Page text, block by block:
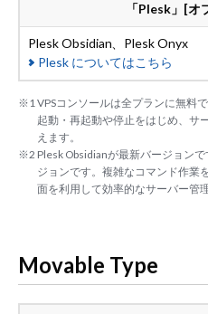
「Plesk」[オ
Plesk Obsidian、Plesk Onyx
Pleskについてはこちら
※1 VPSコンソールは全プランに無料
起動・再起動や停止をはじめ、サ
えます。
※2 Plesk Obsidianが最新バージョン
ジョンです。複雑なコマンド作業
面を利用して効率的なサーバー管
Movable Type